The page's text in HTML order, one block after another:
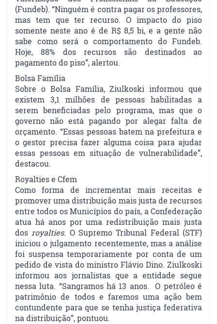
(Fundeb). “Ninguém é contra pagar os professores,
mas tem que ter recurso. O impacto do piso
somente neste ano é de R$ 8,5 bi, e a gente não
sabe como será o comportamento do Fundeb.
Hoje, 88% dos recursos são destinados ao
pagamento do piso”, alertou.
Bolsa Família
Sobre o Bolsa Família, Ziulkoski informou que
existem 3,1 milhões de pessoas habilitadas a
serem beneficiadas pelo programa, mas que o
governo não está pagando por alegar falta de
orçamento. “Essas pessoas batem na prefeitura e
o gestor precisa fazer alguma coisa para ajudar
essas pessoas em situação de vulnerabilidade”,
destacou.
Royalties e Cfem
Como forma de incrementar mais receitas e
promover uma distribuição mais justa de recursos
entre todos os Municípios do país, a Confederação
atua há anos por uma redistribuição mais justa
dos royalties. O Supremo Tribunal Federal (STF)
iniciou o julgamento recentemente, mas a análise
foi suspensa temporariamente por conta de um
pedido de vista do ministro Flávio Dino. Ziulkoski
informou aos jornalistas que a entidade segue
nessa luta. “Sangramos há 13 anos. O petróleo é
patrimônio de todos e faremos uma ação bem
contundente para que se tenha justiça federativa
na distribuição”, pontuou.